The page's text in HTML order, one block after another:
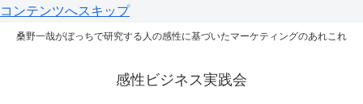
コンテンツへスキップ
桑野一哉がぼっちで研究する人の感性に基づいたマーケティングのあれこれ
感性ビジネス実践会